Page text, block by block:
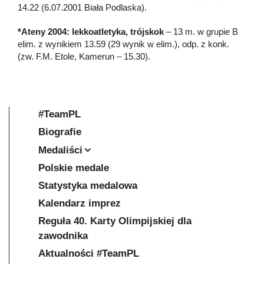
14.22 (6.07.2001 Biała Podlaska).
*Ateny 2004: lekkoatletyka, trójskok – 13 m. w grupie B
elim. z wynikiem 13.59 (29 wynik w elim.), odp. z konk.
(zw. F.M. Etole, Kamerun – 15.30).
#TeamPL
Biografie
Medaliści
Polskie medale
Statystyka medalowa
Kalendarz imprez
Reguła 40. Karty Olimpijskiej dla
zawodnika
Aktualności #TeamPL